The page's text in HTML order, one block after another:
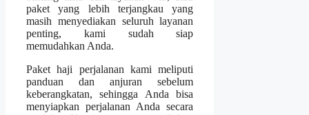
paket yang lebih terjangkau yang
masih menyediakan seluruh layanan
penting, kami sudah siap
memudahkan Anda.
Paket haji perjalanan kami meliputi
panduan dan anjuran sebelum
keberangkatan, sehingga Anda bisa
menyiapkan perjalanan Anda secara